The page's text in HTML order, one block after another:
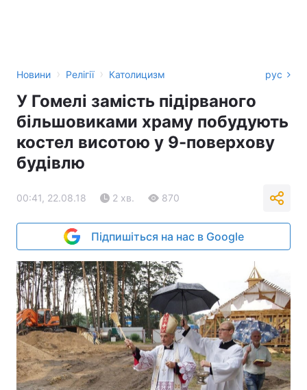
Новини › Релігії › Католицизм рус
У Гомелі замість підірваного
більшовиками храму побудують
костел висотою у 9-поверхову
будівлю
00:41, 22.08.18 2 хв. 870
Підпишіться на нас в Google